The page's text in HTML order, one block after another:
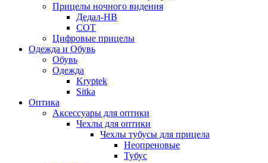
Прицелы ночного видения
Дедал-НВ
СОТ
Цифровые прицелы
Одежда и Обувь
Обувь
Одежда
Kryptek
Sitka
Оптика
Аксессуары для оптики
Чехлы для оптики
Чехлы тубусы для прицела
Неопреновые
Тубус